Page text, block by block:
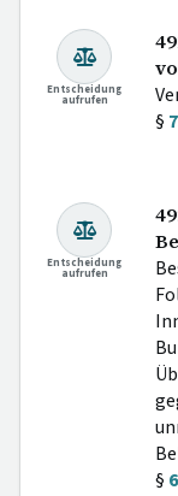
Entscheidung
aufrufen
§
Entscheidung
aufrufen
§ 6